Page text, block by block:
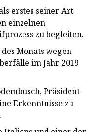
erstes seiner Art
einzelnen
zu begleiten.
Monats wegen
im Jahr 2019
Präsident
Erkenntnisse zu